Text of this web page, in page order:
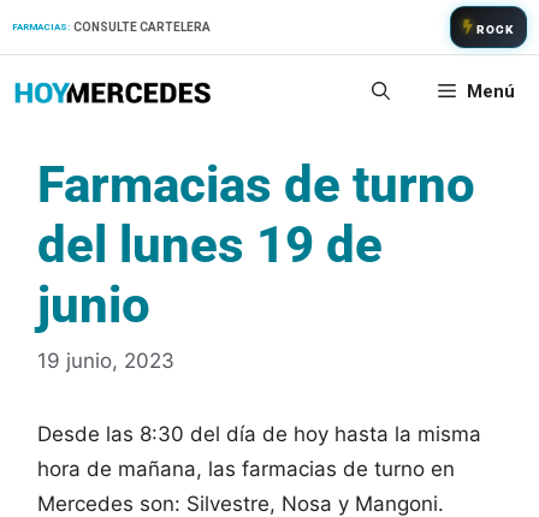
FARMACIAS: CONSULTE CARTELERA ROCK
Menú
Farmacias de turno
del lunes 19 de
junio
19 junio, 2023
Desde las 8:30 del día de hoy hasta la misma
hora de mañana, las farmacias de turno en
Mercedes son: Silvestre, Nosa y Mangoni.